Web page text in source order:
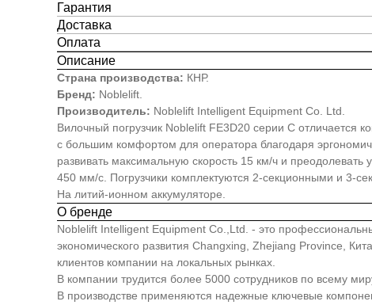
Гарантия
Доставка
Оплата
Описание
Страна производства: КНР.
Бренд: Noblelift.
Производитель: Noblelift Intelligent Equipment Co. Ltd.
Вилочный погрузчик Noblelift FE3D20 серии С отличается
с большим комфортом для оператора благодаря
развивать максимальную скорость 15 км/ч и
450 мм/с. Погрузчики комплектуются 2-секционными и 3-
На литий-ионном аккумуляторе.
О бренде
Noblelift Intelligent Equipment Co.,Ltd. - это
экономического развития Changxing, Zhejiang Province,
клиентов компании на локальных рынках.
В компании трудится более 5000 сотрудников по всему
В производстве применяются надежные ключевые